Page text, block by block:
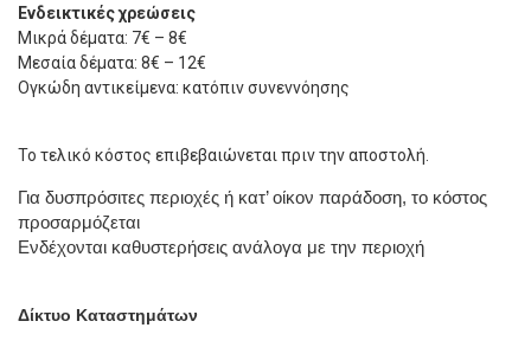
Ενδεικτικές χρεώσεις
Μικρά δέματα: 7€ – 8€
Μεσαία δέματα: 8€ – 12€
Ογκώδη αντικείμενα: κατόπιν συνεννόησης
Το τελικό κόστος επιβεβαιώνεται πριν την αποστολή.
Για δυσπρόσιτες περιοχές ή κατ’ οίκον παράδοση, το κόστος
προσαρμόζεται
Ενδέχονται καθυστερήσεις ανάλογα με την περιοχή
Δίκτυο Καταστημάτων